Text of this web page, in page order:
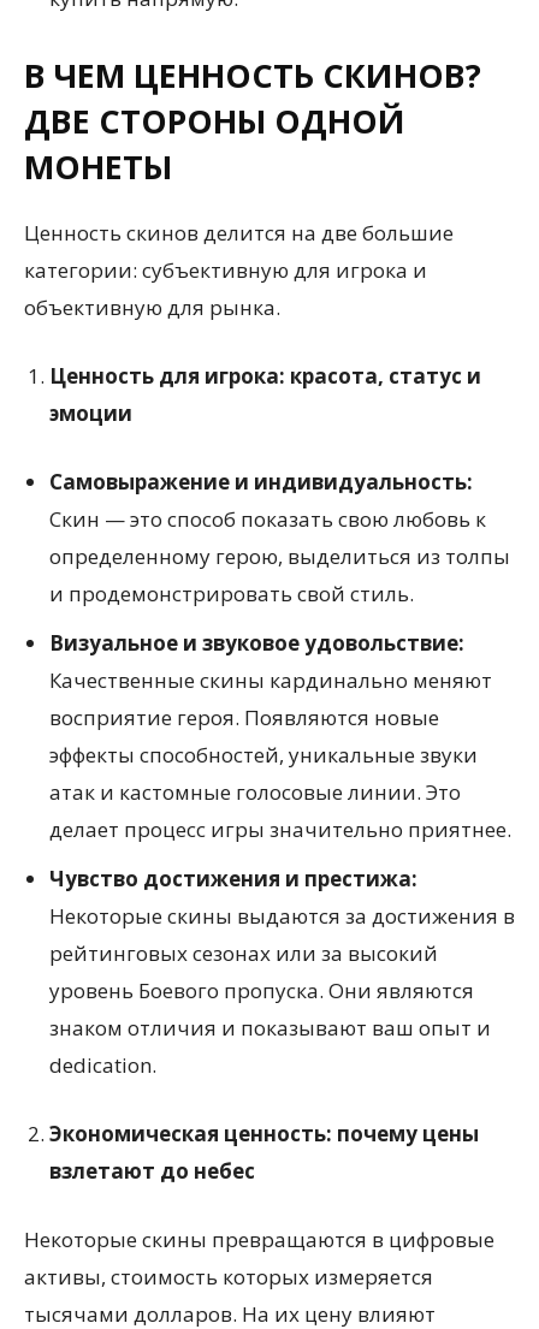
В ЧЕМ ЦЕННОСТЬ СКИНОВ?
ДВЕ СТОРОНЫ ОДНОЙ
МОНЕТЫ
Ценность скинов делится на две большие
категории: субъективную для игрока и
объективную для рынка.
Ценность для игрока: красота, статус и
эмоции
Самовыражение и индивидуальность:
Скин — это способ показать свою любовь к
определенному герою, выделиться из толпы
и продемонстрировать свой стиль.
Визуальное и звуковое удовольствие:
Качественные скины кардинально меняют
восприятие героя. Появляются новые
эффекты способностей, уникальные звуки
атак и кастомные голосовые линии. Это
делает процесс игры значительно приятнее.
Чувство достижения и престижа:
Некоторые скины выдаются за достижения в
рейтинговых сезонах или за высокий
уровень Боевого пропуска. Они являются
знаком отличия и показывают ваш опыт и
dedication.
Экономическая ценность: почему цены
взлетают до небес
Некоторые скины превращаются в цифровые
активы, стоимость которых измеряется
тысячами долларов. На их цену влияют